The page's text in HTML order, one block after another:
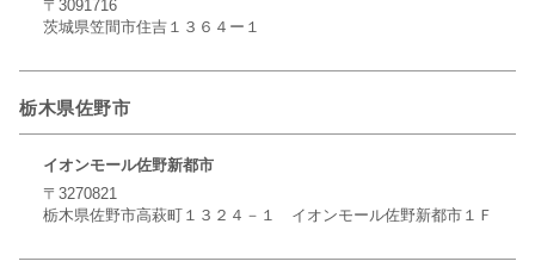
〒3091716
茨城県笠間市住吉１３６４ー１
栃木県佐野市
イオンモール佐野新都市
〒3270821
栃木県佐野市高萩町１３２４－１ イオンモール佐野新都市１Ｆ